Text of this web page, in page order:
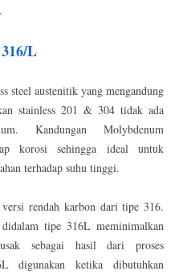
L
steel austenitik yang mengandung
stainless 201 & 304 tidak ada
Kandungan Molybdenum
korosi sehingga ideal untuk
terhadap suhu tinggi.
rendah karbon dari tipe 316.
tipe 316L meminimalkan
sebagai hasil dari proses
digunakan ketika dibutuhkan